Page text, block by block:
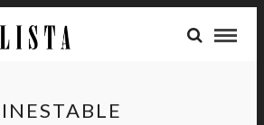
INESTABLE